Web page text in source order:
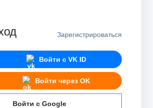
Зарегистрироваться
Войти с VK ID
Войти через OK
Войти с Google